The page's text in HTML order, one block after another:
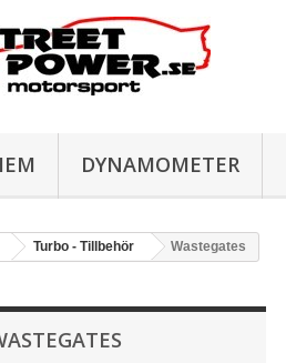
DYNAMOMETER
Turbo - Tillbehör Wastegates